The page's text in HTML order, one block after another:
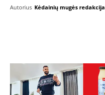
Autorius Kėdainių mugės redakcija